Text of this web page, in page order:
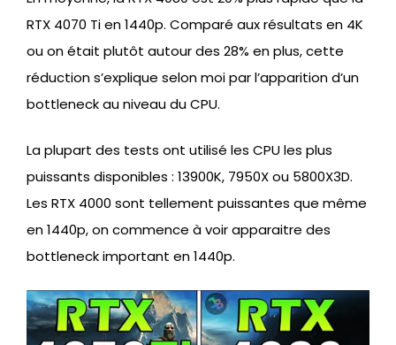
RTX 4070 Ti en 1440p. Comparé aux résultats en 4K
ou on était plutôt autour des 28% en plus, cette
réduction s’explique selon moi par l’apparition d’un
bottleneck au niveau du CPU.
La plupart des tests ont utilisé les CPU les plus
puissants disponibles : 13900K, 7950X ou 5800X3D.
Les RTX 4000 sont tellement puissantes que même
en 1440p, on commence à voir apparaitre des
bottleneck important en 1440p.